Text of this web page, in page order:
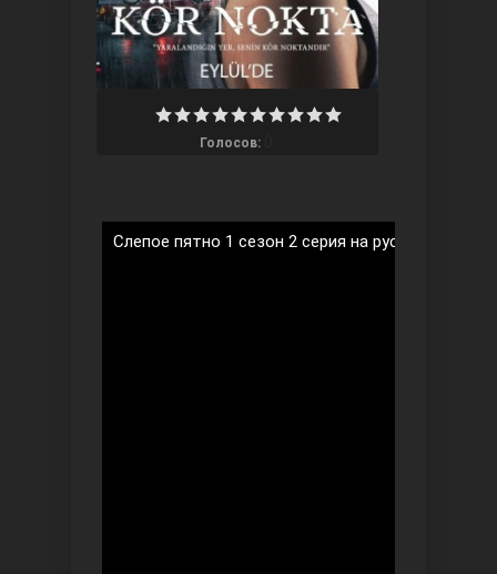
Ветреный холм
Ты назови
Голосов:
Слепое пятно 1 сезон 2 серия на русском языке